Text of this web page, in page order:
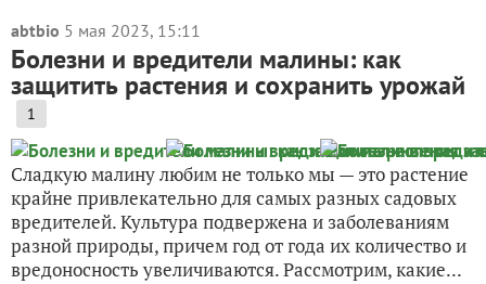
abtbio 5 мая 2023, 15:11
Болезни и вредители малины: как
защитить растения и сохранить урожай
1
Сладкую малину любим не только мы — это растение
крайне привлекательно для самых разных садовых
вредителей. Культура подвержена и заболеваниям
разной природы, причем год от года их количество и
вредоносность увеличиваются. Рассмотрим, какие...